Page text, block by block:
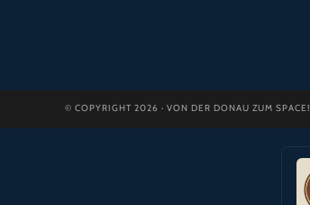
© COPYRIGHT 2026 · VON DER DONAU ZUM SPACE!